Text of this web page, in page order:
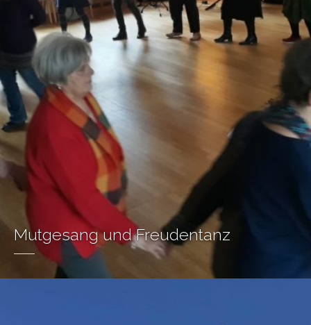
Mutgesang und Freudentanz